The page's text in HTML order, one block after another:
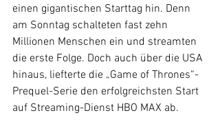
einen gigantischen Starttag hin. Denn
am Sonntag schalteten fast zehn
Millionen Menschen ein und streamten
die erste Folge. Doch auch über die USA
hinaus, liefterte die „Game of Thrones“-
Prequel-Serie den erfolgreichsten Start
auf Streaming-Dienst HBO MAX ab.